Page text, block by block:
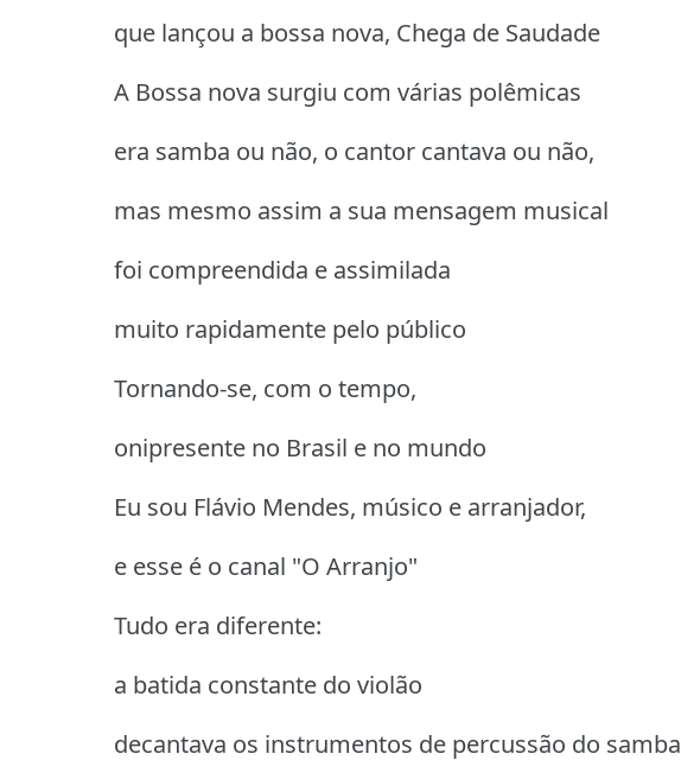
que lançou a bossa nova, Chega de Saudade
A Bossa nova surgiu com várias polêmicas
era samba ou não, o cantor cantava ou não,
mas mesmo assim a sua mensagem musical
foi compreendida e assimilada
muito rapidamente pelo público
Tornando-se, com o tempo,
onipresente no Brasil e no mundo
Eu sou Flávio Mendes, músico e arranjador,
e esse é o canal "O Arranjo"
Tudo era diferente:
a batida constante do violão
decantava os instrumentos de percussão do samba